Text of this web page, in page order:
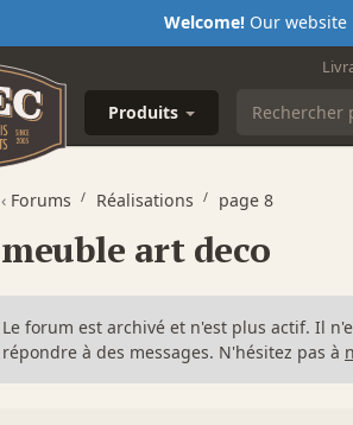
Welcome!Our website
Produits
‹ Forums Réalisations page 8
meuble art deco
Le forum est archivé et n'est plus actif. Il
répondre à des messages. N'hésitez pas à